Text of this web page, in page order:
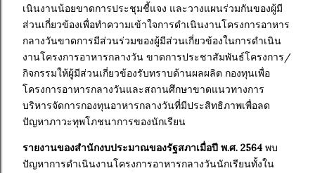
เนินงานน้อยขาดการประชุมชี้แจง และวางแผนร่วมกันของผู้มี
ส่วนเกี่ยวข้องเพื่อทําความเข้าใจการดําเนินงานโครงการอาหาร
กลางวันขาดการมีส่วนร่วมของผู้มีส่วนเกี่ยวข้องในการดําเนิน
งานโครงการอาหารกลางวัน ขาดการประชาสัมพันธ์โครงการ/
กิจกรรมให้ผู้มีส่วนเกี่ยวข้องรับทราบด้านผลผลิต กองทุนเพื่อ
โครงการอาหารกลางวันและสถานศึกษาขาดแนวทางการ
บริหารจัดการกองทุนอาหารกลางวันที่มีประสิทธิภาพเพื่อลด
ปัญหาภาวะทุพโภชนาการของนักเรียน
รายงานของสำนักงบประมาณของรัฐสภาเมื่อปี พ.ศ. 2564พบ
ปัญหาการดำเนินงานโครงการอาหารกลางวันนักเรียนทั้งใน